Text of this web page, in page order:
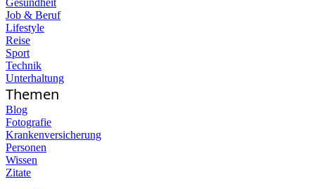
Gesundheit
Job & Beruf
Lifestyle
Reise
Sport
Technik
Unterhaltung
Themen
Blog
Fotografie
Krankenversicherung
Personen
Wissen
Zitate